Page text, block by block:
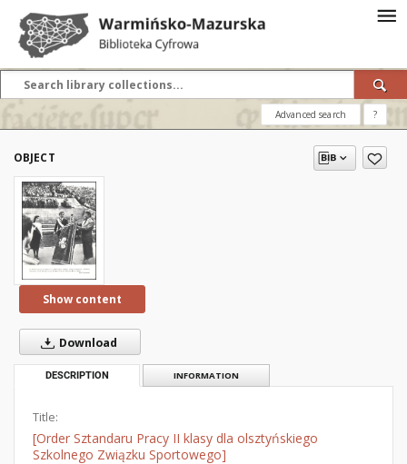
Advanced search ?
OBJECT
Show content
Download
DESCRIPTION INFORMATION
Title:
[Order Sztandaru Pracy II klasy dla olsztyńskiego
Szkolnego Związku Sportowego]